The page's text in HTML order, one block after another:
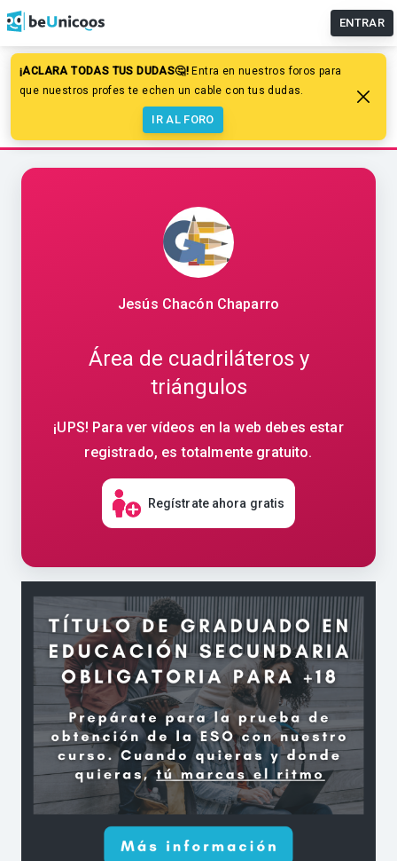
ENTRAR
¡ACLARA TODAS TUS DUDAS🤔! Entra en nuestros foros para
que nuestros profes te echen un cable con tus dudas.
IR AL FORO
Educación primaria
Matemáticas
Figuras planas y polígonos
Área de cuadriláteros y triángulos
Jesús Chacón Chaparro
Área de cuadriláteros y
triángulos
¡UPS! Para ver vídeos en la web debes estar
registrado, es totalmente gratuito.
Regístrate ahora gratis